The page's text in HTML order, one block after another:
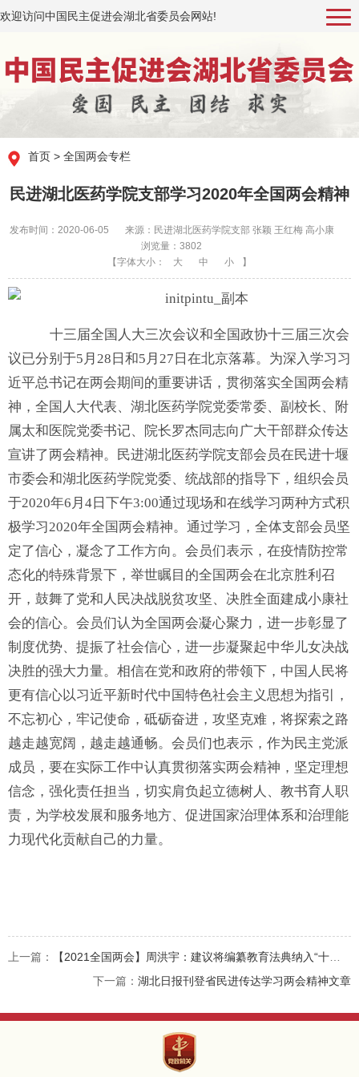
欢迎访问中国民主促进会湖北省委员会网站!
首页 > 全国两会专栏
民进湖北医药学院支部学习2020年全国两会精神
发布时间：2020-06-05
来源：民进湖北医药学院支部 张颖 王红梅 高小康
浏览量：3802
【字体大小：
大 中 小 】
十三届全国人大三次会议和全国政协十三届三次会
议已分别于5月28日和5月27日在北京落幕。为深入学习习
近平总书记在两会期间的重要讲话，贯彻落实全国两会精
神， 全国人大代表、湖北医药学院党委常委、副校长、附
属太和医院党委书记、院长罗杰同志向广大干部群众传达
宣讲了两会精神。
民进湖北医药学院支部会员在民进十堰
市委会和湖北医药学院党委、统战部的指导下，组织会员
于2020年6月4日下午3:00通过现场和在线学习两种方式积
极学习2020年全国两会精神。 通过学习，全体支部会员坚
定了信心，凝念了工作方向。会员们表示，在疫情防控常
态化的特殊背景下，举世瞩目的全国两会在北京胜利召
开，鼓舞了党和人民决战脱贫攻坚、决胜全面建成小康社
会的信心。会员们认为全国两会凝心聚力，进一步彰显了
制度优势、提振了社会信心，进一步凝聚起中华儿女决战
决胜的强大力量。相信在党和政府的带领下，中国人民将
更有信心以习近平新时代中国特色社会主义思想为指引，
不忘初心，牢记使命，砥砺奋进，攻坚克难，将探索之路
越走越宽阔，越走越通畅。会员们也表示，作为民主党派
成员，要在实际工作中认真贯彻落实两会精神，坚定理想
信念，强化责任担当，切实肩负起立德树人、教书育人职
责，为学校发展和服务地方、促进国家治理体系和治理能
力现代化贡献自己的力量。
上一篇：
【2021全国两会】周洪宇：建议将编纂教育法典纳入“十四五”立法规划
下一篇： 湖北日报刊登省民进传达学习两会精神文章